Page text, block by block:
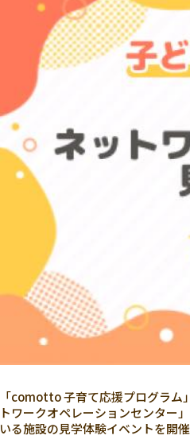
「comotto 子育て応援プログラ
トワークオペレーションセンター
いる施設の見学体験イベントを開催